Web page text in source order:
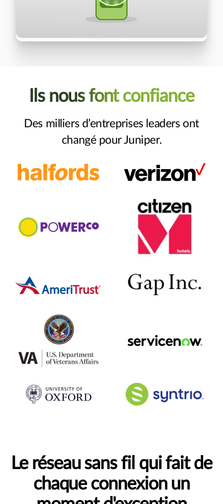
Ils nous font confiance
Des milliers d’entreprises leaders ont
changé pour Juniper.
Le réseau sans fil qui fait de
chaque connexion un